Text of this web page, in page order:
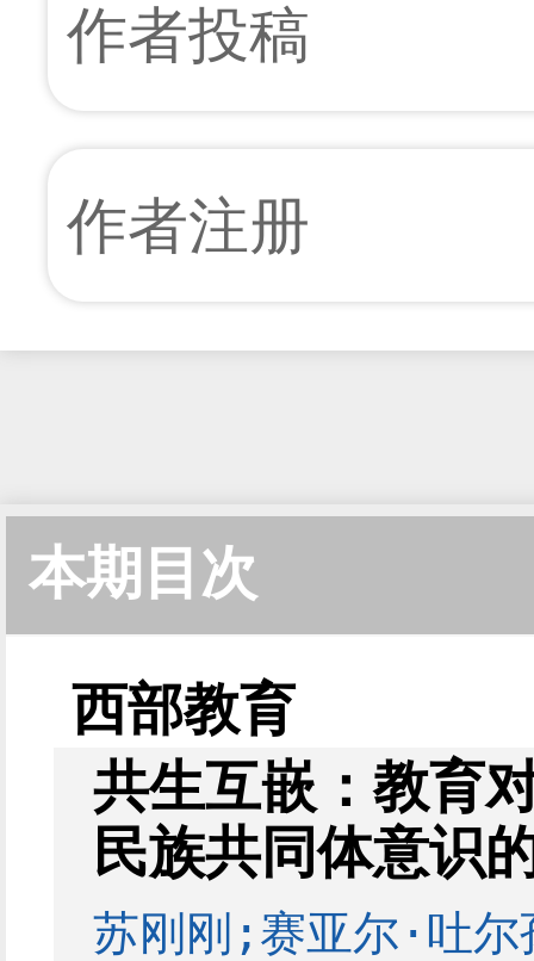
作者投稿
作者注册
本期目次
西部教育
共生互嵌：教育
民族共同体意识
苏刚刚;赛亚尔·吐